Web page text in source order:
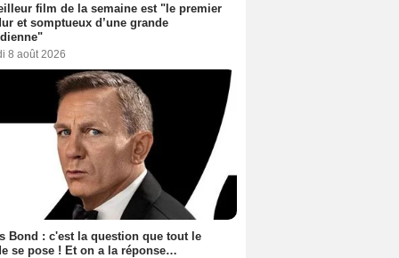
film de la semaine est "le premier
et somptueux d’une grande
8 août 2026
Bond : c'est la question que tout le
se pose ! Et on a la réponse…